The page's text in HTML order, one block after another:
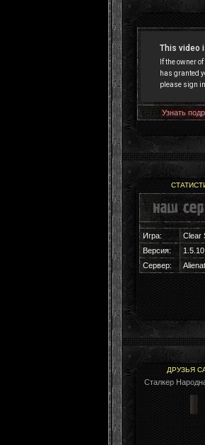
Узнать
Игра:
Clear
Версия:
1.5.10
Cервер:
ДРУЗЬЯ
Сталкер